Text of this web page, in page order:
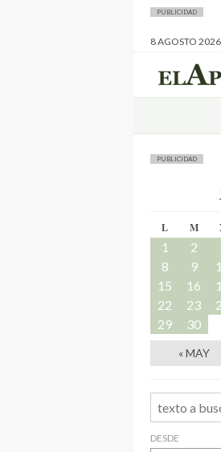
PUBLICIDAD
8 AGOSTO 2026
PUBLICIDAD
L M
« MAY
1 2
8
9
15
16
22
23
29
30
DESDE